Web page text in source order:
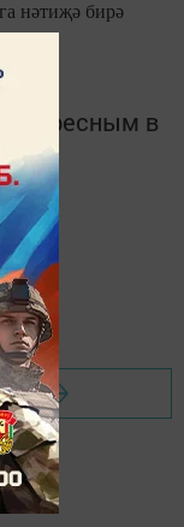
нәтиҗә бирә
в